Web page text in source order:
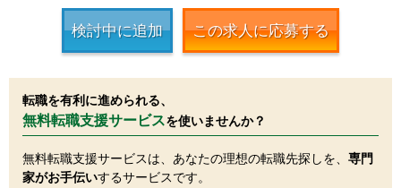
検討中に追加 この求人に応募する
転職を有利に進められる、
無料転職支援サービスを使いませんか？
無料転職支援サービスは、あなたの理想の転職先探しを、 専門
家がお手伝いするサービスです。